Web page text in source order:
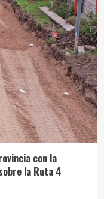
con la
la Ruta 4